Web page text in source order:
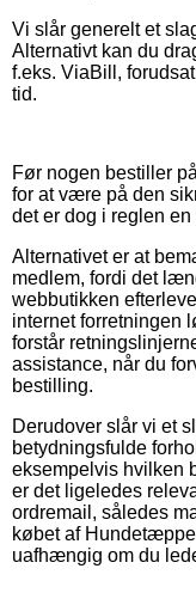
Vi slår generelt et
Alternativt kan du
f.eks. ViaBill,
tid.
Før nogen bestiller
for at være på den
det er dog i reglen
Alternativet er at
medlem, fordi det
webbutikken
internet forretningen
forstår
assistance, når du
bestilling.
Derudover slår vi et
betydningsfulde
eksempelvis hvilken
er det ligeledes
ordremail, således
købet af
uafhængig om du